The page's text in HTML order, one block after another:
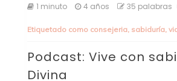
1 minuto 4 años 35 palabras
Etiquetado como consejeria, sabiduría,
Podcast: Vive con
Divina